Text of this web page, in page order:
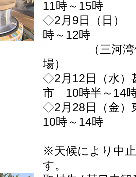
11時～15時
◇2月9日（日）
時～12時
（三河
場）
◇2月12日（水）
市 10時半～14
◇2月28日（金
10時～14時
※天候により中
す。